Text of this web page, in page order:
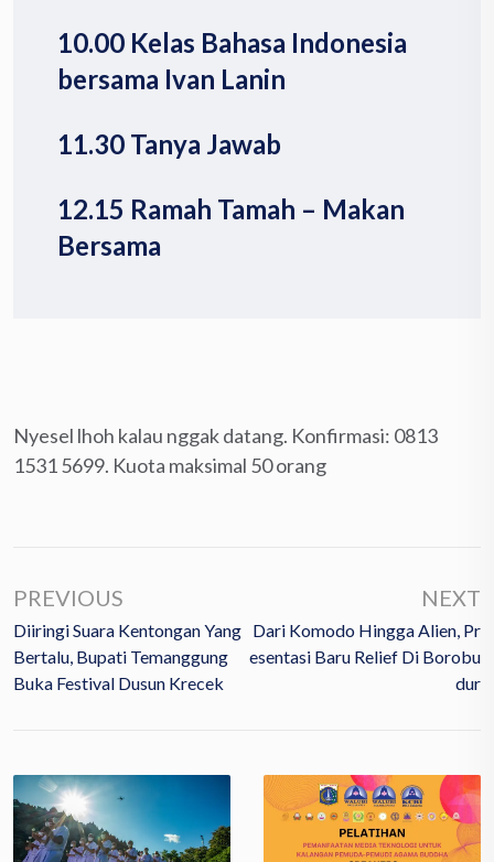
10.00 Kelas Bahasa Indonesia
bersama Ivan Lanin
11.30 Tanya Jawab
12.15 Ramah Tamah – Makan
Bersama
Nyesel lhoh kalau nggak datang. Konfirmasi: 0813
1531 5699. Kuota maksimal 50 orang
PREVIOUS
Diiringi Suara Kentongan Yang
Bertalu, Bupati Temanggung
Buka Festival Dusun Krecek
NEXT
Dari Komodo Hingga Alien, Pr
Esentasi Baru Relief Di Borobu
Dur